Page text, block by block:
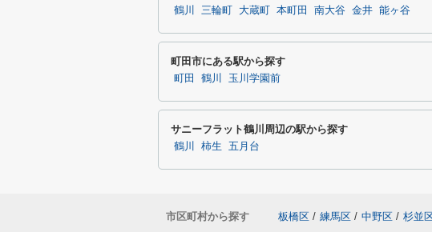
鶴川 三輪町 大蔵町 本町田 南大谷 金井 能ヶ谷
町田市にある駅から探す
町田 鶴川 玉川学園前
サニーフラット鶴川周辺の駅から探す
鶴川 柿生 五月台
市区町村から探す 板橋区 / 練馬区 / 中野区 / 杉並